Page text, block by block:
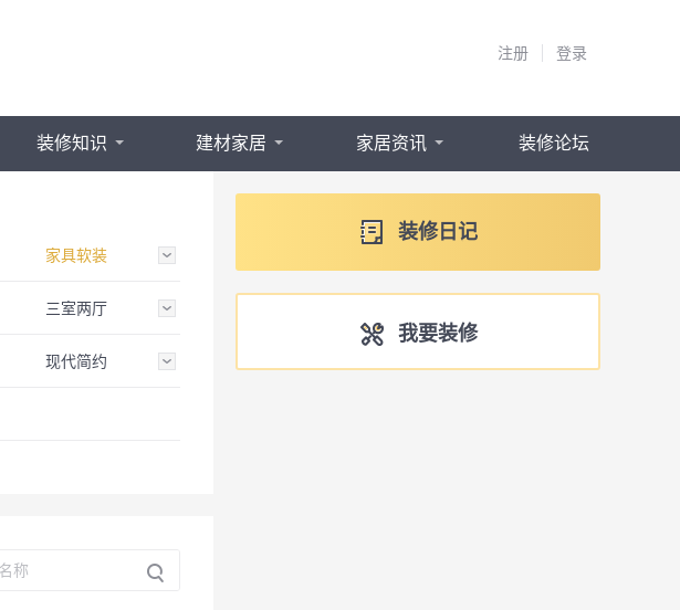
注册 登录
装修知识 建材家居 家居资讯 装修论坛
家具软装
三室两厅
现代简约
装修日记
我要装修